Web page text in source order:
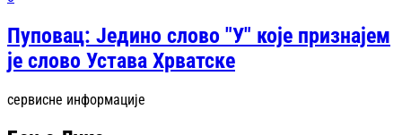
Пуповац: Једино слово "У" које признајем
је слово Устава Хрватске
сервисне информације